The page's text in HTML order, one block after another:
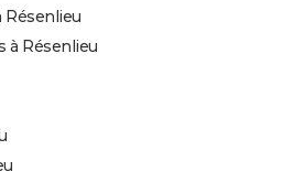
Résenlieu
à Résenlieu